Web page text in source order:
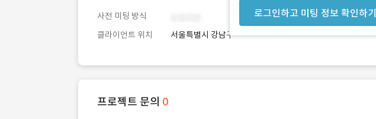
로그인하고 미팅 정보 확인하기
사전 미팅 방식
클라이언트 위치
서울특별시 강남구
프로젝트 문의 0